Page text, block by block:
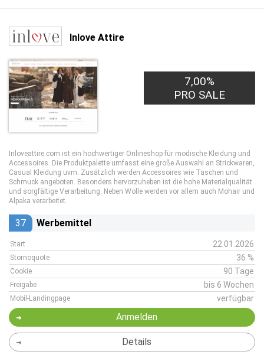
Inlove Attire
7,00%
PRO SALE
Inloveattire.com ist ein hochwertiger Onlineshop für modische Kleidung und
Accessoires. Die Produktpalette umfasst eine große Auswahl an Strickwaren,
Casual Kleidung uvm. Zusätzlich werden Accessoires wie Taschen und
Schmuck angeboten. Besonders hervorzuheben ist die hohe Materialqualität
und sorgfältige Verarbeitung. Neben Wolle werden vor allem auch Mohair und
Alpaka verarbeitet.
37 Werbemittel
Start 22.01.2026
Stornoquote 36 %
Cookie 90 Tage
Freigabe bis 6 Wochen
Mobil-Landingpage verfügbar
Anmelden
Details